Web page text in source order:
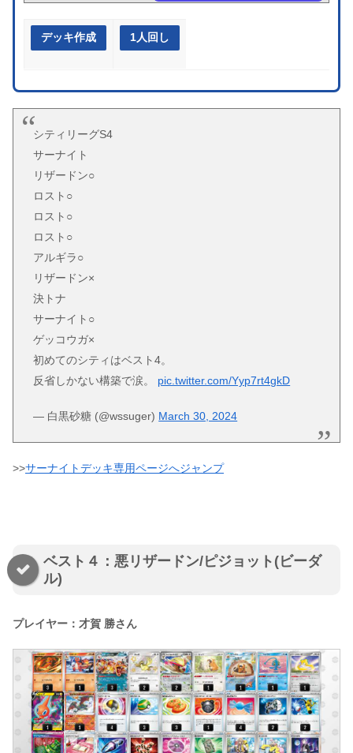
デッキ作成 1人回し
シティリーグS4
サーナイト
リザードン○
ロスト○
ロスト○
ロスト○
アルギラ○
リザードン×
決トナ
サーナイト○
ゲッコウガ×
初めてのシティはベスト4。
反省しかない構築で涙。 pic.twitter.com/Yyp7rt4gkD
— 白黒砂糖 (@wssuger) March 30, 2024
>>サーナイトデッキ専用ページへジャンプ
ベスト４：悪リザードン/ピジョット(ビーダ
ル)
プレイヤー：才賀 勝さん